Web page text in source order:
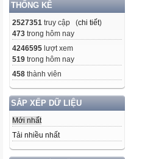
THỐNG KÊ
2527351 truy cập (chi tiết)
473 trong hôm nay
4246595 lượt xem
519 trong hôm nay
458 thành viên
SẮP XẾP DỮ LIỆU
Mới nhất
Tải nhiều nhất